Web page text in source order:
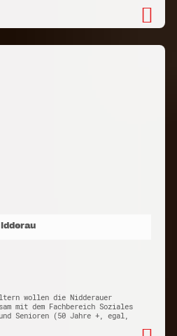
wollen die Nidderauer
mit dem Fachbereich Soziales
Senioren (50 Jahre +, egal,